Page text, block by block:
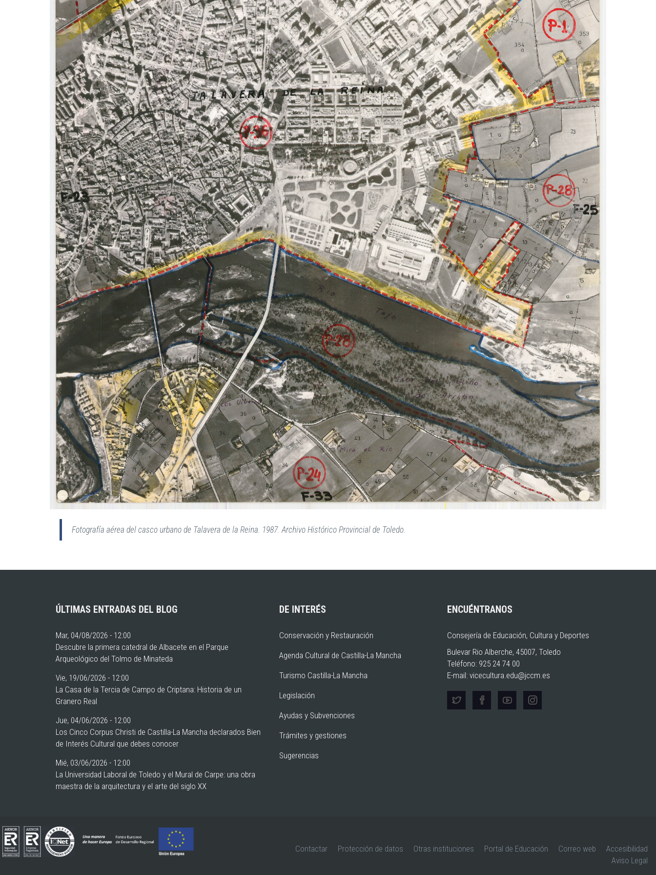
Fotografía aérea del casco urbano de Talavera de la Reina. 1987. Archivo Histórico Provincial de Toledo.
ÚLTIMAS ENTRADAS DEL BLOG
Mar, 04/08/2026 - 12:00
Descubre la primera catedral de Albacete en el Parque
Arqueológico del Tolmo de Minateda
Vie, 19/06/2026 - 12:00
La Casa de la Tercia de Campo de Criptana: Historia de un
Granero Real
Jue, 04/06/2026 - 12:00
Los Cinco Corpus Christi de Castilla-La Mancha declarados Bien
de Interés Cultural que debes conocer
Mié, 03/06/2026 - 12:00
La Universidad Laboral de Toledo y el Mural de Carpe: una obra
maestra de la arquitectura y el arte del siglo XX
DE INTERÉS
Conservación y Restauración
Agenda Cultural de Castilla-La Mancha
Turismo Castilla-La Mancha
Legislación
Ayudas y Subvenciones
Trámites y gestiones
Sugerencias
ENCUÉNTRANOS
Consejería de Educación, Cultura y Deportes
Bulevar Rio Alberche, 45007, Toledo
Teléfono: 925 24 74 00
E-mail: vicecultura.edu@jccm.es
Contactar Protección de datos Otras instituciones Portal de Educación Correo web
Accesibilidad
Aviso Legal